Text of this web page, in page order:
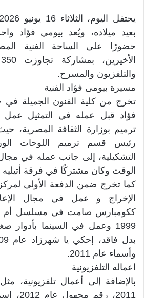
بعيد ميلاده، ويُعد بيومي فؤاد
حضورًا على الساحة الفنية
والتلفزيون والمسرح.
مسيرة بيومى فؤاد الفنية
تخرج من كلية الفنون الجميلة في
فؤاد قبل عمله في التمثيل
ترميم بوزارة الثقافة
رئيس قسم ترميم اللوحات
التشكيلية، إلى جانب عمله في
الوقت وكان مشتركًا في فرقة
كما تخرج ضمن الدفعة الأولى
الإخراج و عمل في مجال
ككومبارس صامت في مسلسل أم
1999 وعمل في السينما
وأسماء عام 2011.
اعماله التلفزيونية
بالإضافة إلى أعمال تلفزيونية،